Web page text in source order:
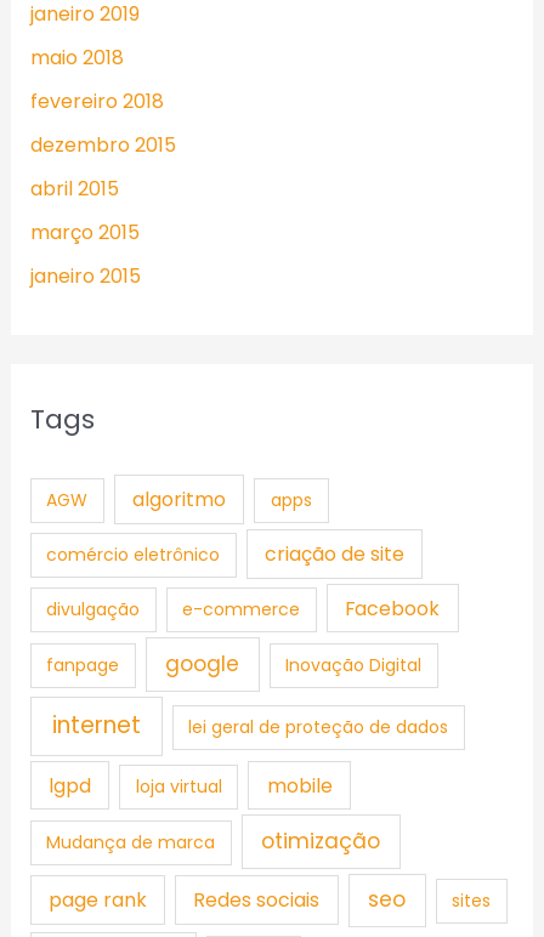
janeiro 2019
maio 2018
fevereiro 2018
dezembro 2015
abril 2015
março 2015
janeiro 2015
Tags
AGW algoritmo apps
comércio eletrônico criação de site
divulgação e-commerce Facebook
fanpage google Inovação Digital
internet lei geral de proteção de dados
lgpd loja virtual mobile
Mudança de marca otimização
page rank Redes sociais seo sites